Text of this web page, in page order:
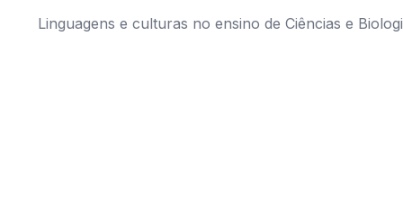
Linguagens e culturas no ensino de Ciências e